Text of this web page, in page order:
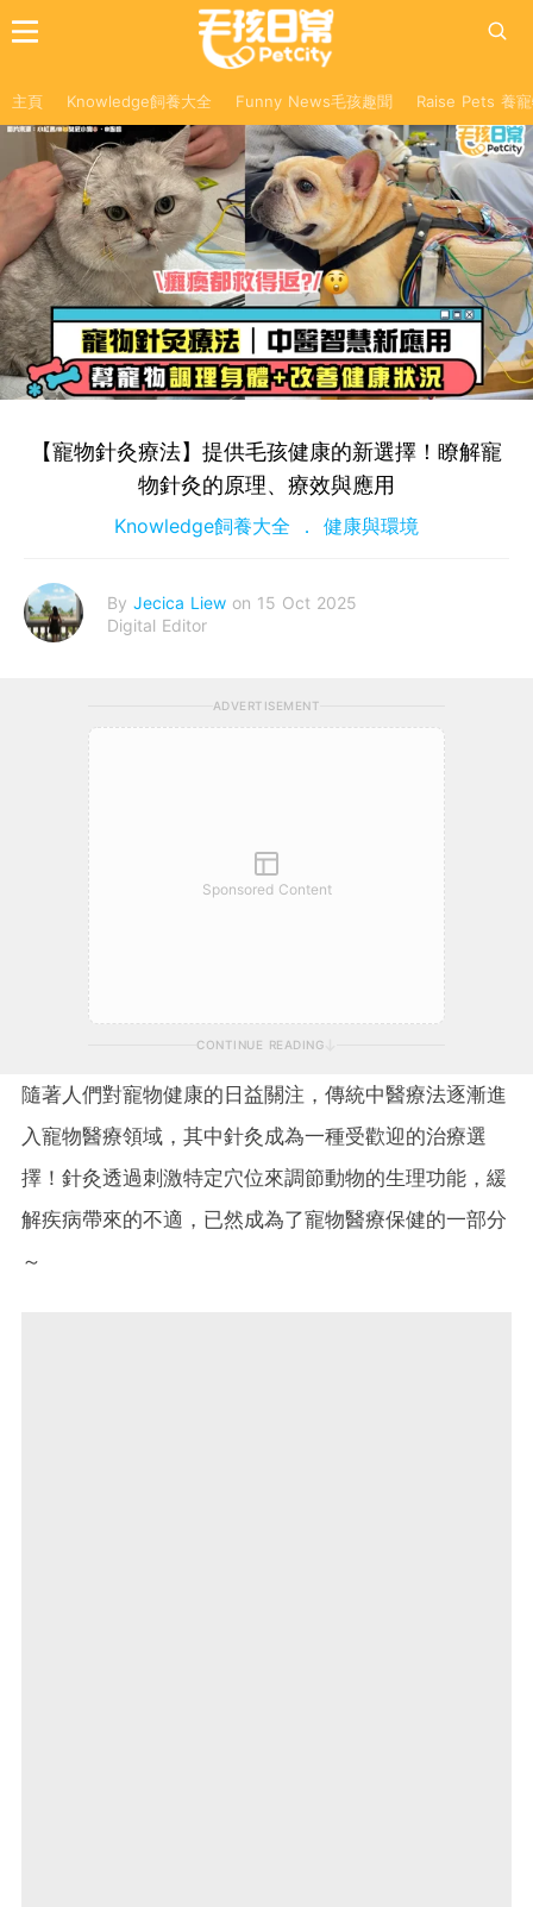
主頁 Knowledge飼養大全 Funny News毛孩趣聞 Raise Pets 養
【寵物針灸療法】提供毛孩健康的新選擇！瞭解寵
物針灸的原理、療效與應用
Knowledge飼養大全 健康與環境
By Jecica Liew on 15 Oct 2025
Digital Editor
ADVERTISEMENT
Sponsored Content
CONTINUE READING
隨著人們對寵物健康的日益關注，傳統中醫療法逐漸進
入寵物醫療領域，其中針灸成為一種受歡迎的治療選
擇！針灸透過刺激特定穴位來調節動物的生理功能，緩
解疾病帶來的不適，已然成為了寵物醫療保健的一部分
～